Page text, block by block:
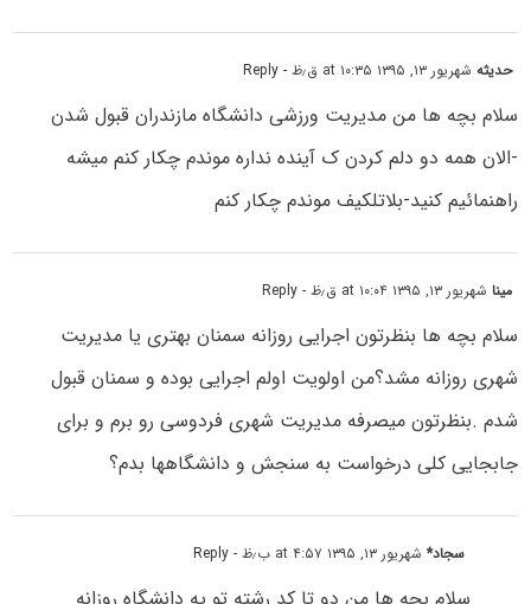
حدیثهشهریور ۱۳, ۱۳۹۵ at ۱۰:۳۵ ق٫ظ - Reply
سلام بچه ها من مدیریت ورزشی دانشگاه مازندران قبول شدن
-الان همه دو دلم کردن ک آینده نداره موندم چکار کنم میشه
راهنمائیم کنید-بلاتلکیف موندم چکار کنم
میناشهریور ۱۳, ۱۳۹۵ at ۱۰:۰۴ ق٫ظ - Reply
سلام بچه ها بنظرتون اجرایی روزانه سمنان بهتری یا مدیریت
شهری روزانه مشد؟من اولویت اولم اجرایی بوده و سمنان قبول
شدم .بنظرتون میصرفه مدیریت شهری فردوسی رو برم و برای
جابجایی کلی درخواست به سنجش و دانشگاهها بدم؟
سجاد*شهریور ۱۳, ۱۳۹۵ at ۴:۵۷ ب٫ظ - Reply